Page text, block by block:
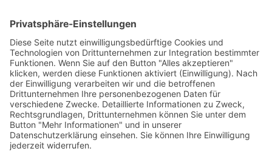
Wir benötigen Ihre Zustimmung, um den
reCAPTCHA, um Ihre eingegebenen Informationen zu
überprüfen. Dieser Service kann Daten zu Ihren
Aktivitäten sammeln. Bittelesen Sie die Details durch
undstimmen Sie der Nutzung des Service zu, um
fortzufahren.
Zum Newsletter anmelden